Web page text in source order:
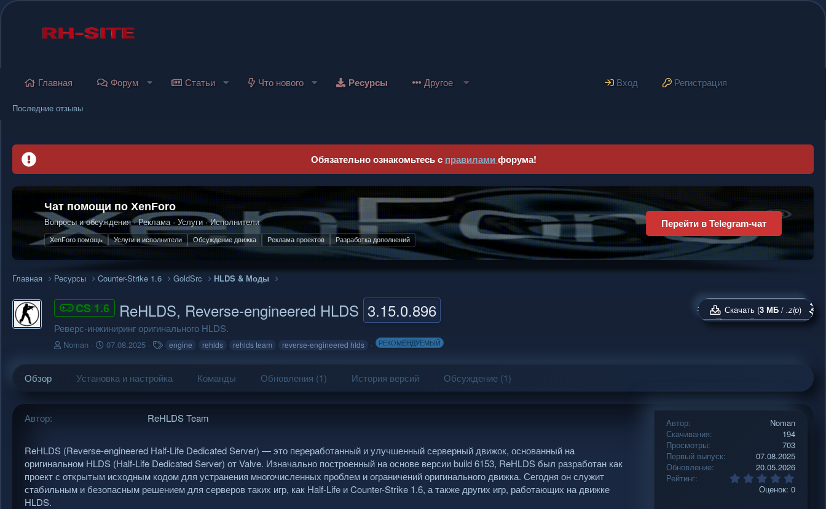
Главная Форум Статьи Что нового Ресурсы Другое Вход Регистрация
Последние отзывы
Обязательно ознакомьтесь с правиламифорума!
Чат помощи по XenForo
Вопросы и обсуждения · Реклама · Услуги · Исполнители
Услуги и исполнители
Обсуждение движка
Реклама проектов
Разработка дополнений
Перейти в Telegram-чат
Гарант-сервис— безопасные сделки в интернете
Защита продавца и покупателя. Честные сделки без риска.
Безопасность сделок Защита от мошенников Эскроу-сервис Прозрачные условия Работа с юр. лицами
Перейти →
Рекламное место
свободно
Разместите свою рекламу прямо здесь!
Активная аудитория
Высокая конверсия
Доступная цена
Эффективная реклама
Главная Ресурсы Counter-Strike 1.6 GoldSrc HLDS & Моды
CS 1.6 ReHLDS, Reverse-engineered HLDS 3.15.0.896 Скачать (3 МБ / .zip)
Реверс-инжиниринг оригинального HLDS.
А
Noman
Д
а
и
я
07.08.2025
Т
и
engine rehlds rehlds team reverse-engineered hlds РЕКОМЕНДУЕМЫЙ
Обзор Установка и настройка Команды Обновления (1) История версий Обсуждение (1)
Автор ReHLDS Team
ReHLDS (Reverse-engineered Half-Life Dedicated Server) — это переработанный и улучшенный серверный движок, основанный на
оригинальном HLDS (Half-Life Dedicated Server) от Valve. Изначально построенный на основе версии build 6153, ReHLDS был разработан как
проект с открытым исходным кодом для устранения многочисленных проблем и ограничений оригинального движка. Сегодня он служит
стабильным и безопасным решением для серверов таких игр, как Half-Life и Counter-Strike 1.6, а также других игр, работающих на движке
HLDS.
Автор
Noman
Скачивания
194
Просмотры
703
Первый выпуск
07.08.2025
Обновление
20.05.2026
Рейтинг
.
0
Оценок: 0